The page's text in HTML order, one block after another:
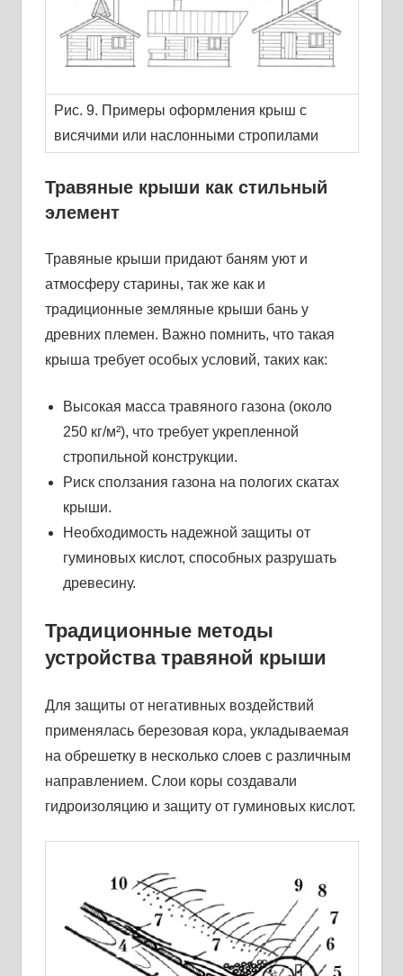
Рис. 9. Примеры оформления крыш с
висячими или наслонными стропилами
Травяные крыши как стильный
элемент
Травяные крыши придают баням уют и
атмосферу старины, так же как и
традиционные земляные крыши бань у
древних племен. Важно помнить, что такая
крыша требует особых условий, таких как:
Высокая масса травяного газона (около
250 кг/м²), что требует укрепленной
стропильной конструкции.
Риск сползания газона на пологих скатах
крыши.
Необходимость надежной защиты от
гуминовых кислот, способных разрушать
древесину.
Традиционные методы
устройства травяной крыши
Для защиты от негативных воздействий
применялась березовая кора, укладываемая
на обрешетку в несколько слоев с различным
направлением. Слои коры создавали
гидроизоляцию и защиту от гуминовых кислот.